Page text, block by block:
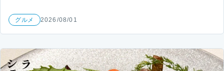
グルメ 2026/08/01